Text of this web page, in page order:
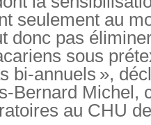
seulement au
donc pas
sous
bi-annuels »,
Bernard Michel,
au CHU